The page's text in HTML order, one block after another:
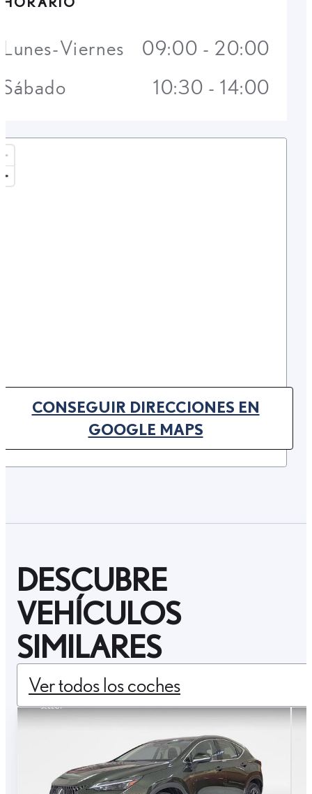
CONSEGUIR DIRECCIONES EN
GOOGLE MAPS(OPENS IN NEW TAB)
Lunes-Viernes
09:00 - 20:00
Sábado
10:30 - 14:00
DESCUBRE
VEHÍCULOS
SIMILARES
Ver todos los coches